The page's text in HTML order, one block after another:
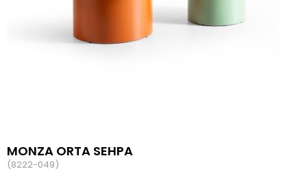
MONZA ORTA SEHPA
(8222-049)